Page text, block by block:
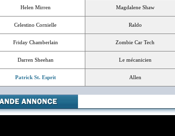
Helen Mirren Magdalene Shaw
Celestino Cornielle Raldo
Friday Chamberlain Zombie Car Tech
Darren Sheehan Le mécanicien
Patrick St. Esprit Allen